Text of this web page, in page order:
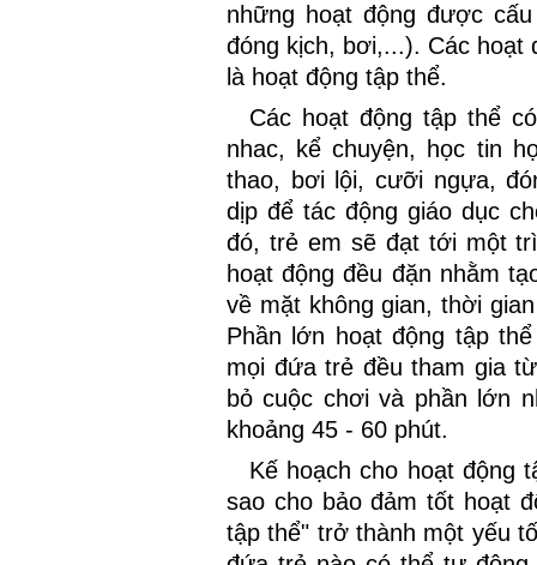
những hoạt động được
đóng kịch, bơi,...). Các
là hoạt động tập thể.
Các hoạt động tập thể
nhac, kể chuyện, học tin
thao, bơi lội, cưỡi ngựa,
dịp để tác động giáo dục
đó, trẻ em sẽ đạt tới một
hoạt động đều đặn nhằm
về mặt không gian, thời
Phần lớn hoạt động tập
mọi đứa trẻ đều tham gia
bỏ cuộc chơi và phần lớn
khoảng 45 - 60 phút.
Kế hoạch cho hoạt động
sao cho bảo đảm tốt hoạt
tập thể" trở thành một yếu